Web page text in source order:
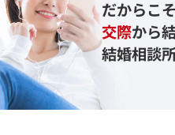
だからこそ
交際から
結婚相談